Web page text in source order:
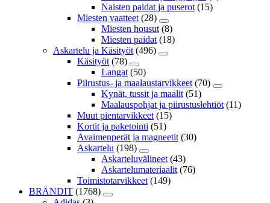
Naisten paidat ja puserot (15)
Miesten vaatteet (28)
Miesten housut (8)
Miesten paidat (18)
Askartelu ja Käsityöt (496)
Käsityöt (78)
Langat (50)
Piirustus- ja maalaustarvikkeet (70)
Kynät, tussit ja maalit (51)
Maalauspohjat ja piirustuslehtiöt (11)
Muut pientarvikkeet (15)
Kortit ja paketointi (51)
Avaimenperät ja magneetit (30)
Askartelu (198)
Askarteluvälineet (43)
Askartelumateriaalit (76)
Toimistotarvikkeet (149)
BRÄNDIT (1768)